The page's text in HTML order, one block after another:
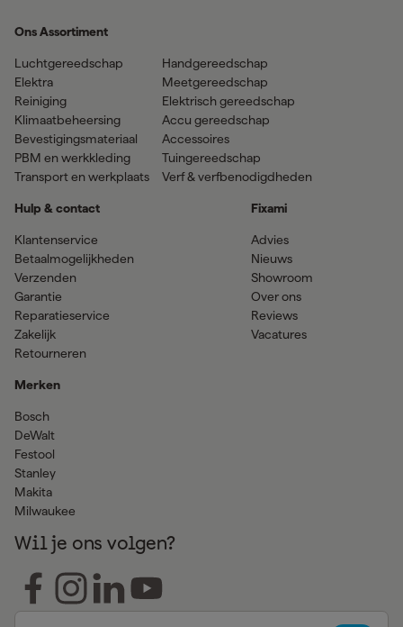
Ons Assortiment
Luchtgereedschap
Elektra
Reiniging
Klimaatbeheersing
Bevestigingsmateriaal
PBM en werkkleding
Transport en werkplaats
Handgereedschap
Meetgereedschap
Elektrisch gereedschap
Accu gereedschap
Accessoires
Tuingereedschap
Verf & verfbenodigdheden
Hulp & contact
Klantenservice
Betaalmogelijkheden
Verzenden
Garantie
Reparatieservice
Zakelijk
Retourneren
Merken
Bosch
DeWalt
Festool
Stanley
Makita
Milwaukee
Fixami
Advies
Nieuws
Showroom
Over ons
Reviews
Vacatures
Wil je ons volgen?